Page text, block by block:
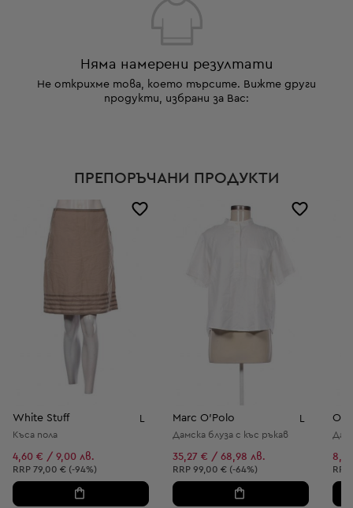
Няма намерени резултати
Не открихме това, което търсите. Вижте други
продукти, избрани за Вас:
ПРЕПОРЪЧАНИ ПРОДУКТИ
White Stuff L
Къса пола
4,60 € / 9,00 лв.
Препоръчителна цена:
RRP 79,00 € (-94%)
Marc O'Polo L
Дамска блуза с къс ръкав
35,27 € / 68,98 лв.
Препоръчителна цена:
RRP 99,00 € (-64%) RRP